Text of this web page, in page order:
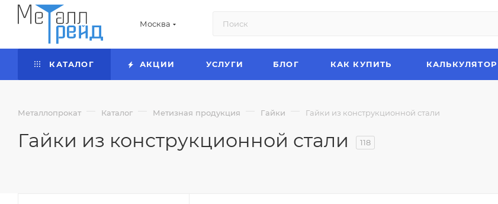
Москва
КАТАЛОГ АКЦИИ УСЛУГИ БЛОГ КАК КУПИТЬ КАЛЬКУЛЯТОР
Металлопрокат — Каталог — Метизная продукция — Гайки — Гайки из конструкционной стали
Гайки из конструкционной стали 118